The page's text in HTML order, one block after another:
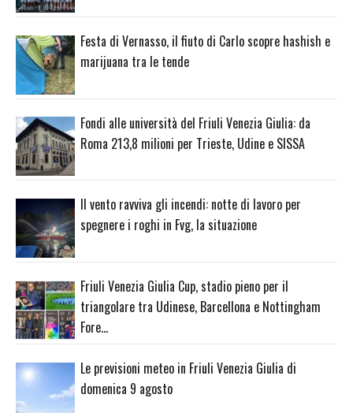
Festa di Vernasso, il fiuto di Carlo scopre hashish e
marijuana tra le tende
Fondi alle università del Friuli Venezia Giulia: da
Roma 213,8 milioni per Trieste, Udine e SISSA
Il vento ravviva gli incendi: notte di lavoro per
spegnere i roghi in Fvg, la situazione
Friuli Venezia Giulia Cup, stadio pieno per il
triangolare tra Udinese, Barcellona e Nottingham
Fore…
Le previsioni meteo in Friuli Venezia Giulia di
domenica 9 agosto